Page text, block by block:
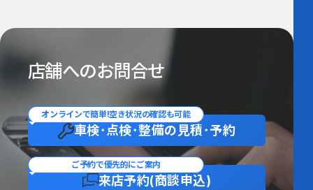
店舗へのお問合せ
オンラインで簡単!空き状況の確認も可能
車検･点検･整備の 見積･予約
ご予約で優先的にご案内
来店予約(商談申込)